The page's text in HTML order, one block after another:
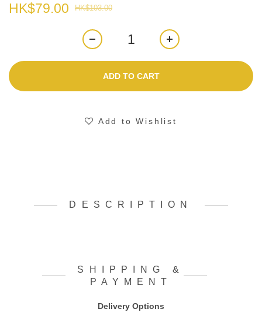
HK$103.00
HK$79.00
ADD TO CART
Add to Wishlist
DESCRIPTION
SHIPPING &
PAYMENT
Delivery Options